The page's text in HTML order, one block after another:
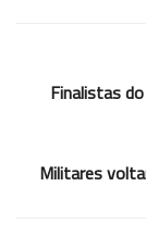
Finalistas
Militares